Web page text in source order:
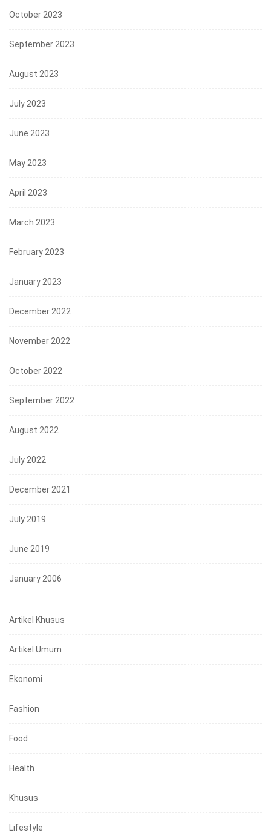
October 2023
September 2023
August 2023
July 2023
June 2023
May 2023
April 2023
March 2023
February 2023
January 2023
December 2022
November 2022
October 2022
September 2022
August 2022
July 2022
December 2021
July 2019
June 2019
January 2006
Artikel Khusus
Artikel Umum
Ekonomi
Fashion
Food
Health
Khusus
Lifestyle